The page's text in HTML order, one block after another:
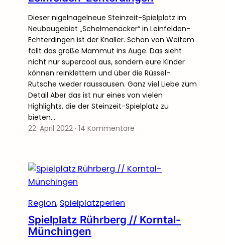
Dieser nigelnagelneue Steinzeit-Spielplatz im
Neubaugebiet „Schelmenäcker“ in Leinfelden-
Echterdingen ist der Knaller. Schon von Weitem
fällt das große Mammut ins Auge. Das sieht
nicht nur supercool aus, sondern eure Kinder
können reinklettern und über die Rüssel-
Rutsche wieder raussausen. Ganz viel Liebe zum
Detail Aber das ist nur eines von vielen
Highlights, die der Steinzeit-Spielplatz zu
bieten…
22. April 2022 · 14 Kommentare
Region, Spielplatzperlen
Spielplatz Rührberg // Korntal-
Münchingen